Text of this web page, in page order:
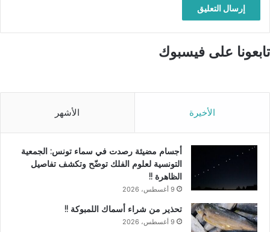
تابعونا على فيسبوك
الأخيرة الأشهر
أجسام مضيئة رصدت في سماء تونس: الجمعية
التونسية لعلوم الفلك توضّح وتكشف تفاصيل
الظاهرة !!
9 أغسطس، 2026
تحذير من شراء أسماك اللمبوكة !!
9 أغسطس، 2026